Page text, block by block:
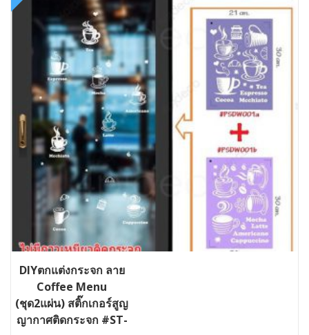
DIYตกแต่งกระจก ลาย
Coffee Menu
(ชุด2แผ่น) สติ๊กเกอร์สูญ
ญากาศติดกระจก #ST-